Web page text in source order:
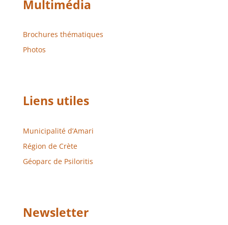
Multimédia
Brochures thématiques
Photos
Liens utiles
Municipalité d’Amari
Région de Crète
Géoparc de Psiloritis
Newsletter